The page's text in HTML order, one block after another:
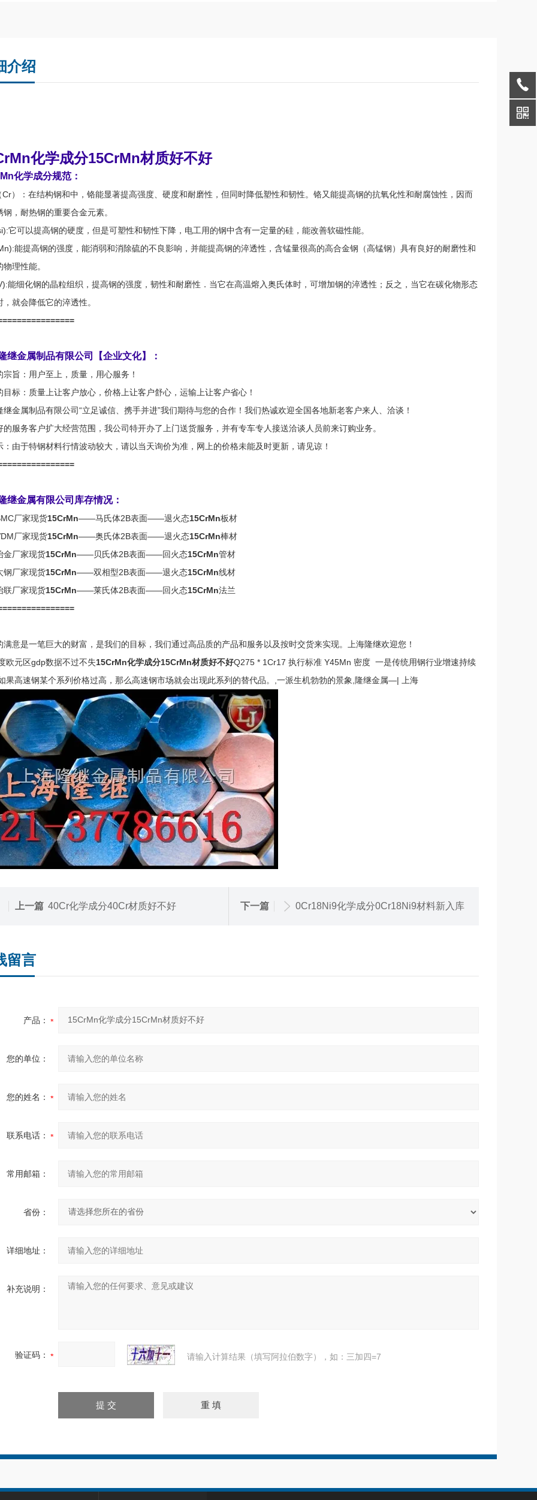
介绍
化学成分15CrMn材质好不好
化学成分规范：
Cr）：在结构钢和中，铬能显著提高强度、硬度和耐磨性，但同时降低塑性和韧性。铬又能提高钢的抗氧化性和耐腐蚀性，因而
钢，耐热钢的重要合金元素。
它可以提高钢的硬度，但是可塑性和韧性下降，电工用的钢中含有一定量的硅，能改善软磁性能。
能提高钢的强度，能消弱和消除硫的不良影响，并能提高钢的淬透性，含锰量很高的高合金钢（高锰钢）具有良好的耐磨性和
理性能。
能细化钢的晶粒组织，提高钢的强度，韧性和耐磨性．当它在高温熔入奥氏体时，可增加钢的淬透性；反之，当它在碳化物形态
，就会降低它的淬透性。
继金属制品有限公司【企业文化】：
宗旨：用户至上，质量，用心服务！
目标：质量上让客户放心，价格上让客户舒心，运输上让客户省心！
继金属制品有限公司“立足诚信、携手并进”我们期待与您的合作！我们热诚欢迎全国各地新老客户来人、洽谈！
的服务客户扩大经营范围，我公司特开办了上门送货服务，并有专车专人接送洽谈人员前来订购业务。
：由于特钢材料行情波动较大，请以当天询价为准，网上的价格未能及时更新，请见谅！
继金属有限公司库存情况：
厂家现货15CrMn——马氏体2B表面——退火态15CrMn板材
厂家现货15CrMn——奥氏体2B表面——退火态15CrMn棒材
金厂家现货15CrMn——贝氏体2B表面——回火态15CrMn管材
钢厂家现货15CrMn——双相型2B表面——退火态15CrMn线材
联厂家现货15CrMn——莱氏体2B表面——回火态15CrMn法兰
满意是一笔巨大的财富，是我们的目标，我们通过高品质的产品和服务以及按时交货来实现。上海隆继欢迎您！
欧元区gdp数据不过不失15CrMn化学成分15CrMn材质好不好Q275 * 1Cr17 执行标准Y45Mn 密度 一是传统用钢行业增速持续
果高速钢某个系列价格过高，那么高速钢市场就会出现此系列的替代品。,一派生机勃勃的景象,隆继金属—| 上海
上一篇 40Cr化学成分40Cr材质好不好 下一篇 0Cr18Ni9化学成分0Cr18Ni9材料新入库
留言
产品：
您的单位：
您的姓名：
联系电话：
常用邮箱：
省份：
详细地址：
补充说明：
验证码： 请输入计算结果（填写阿拉伯数字），如：三加四=7